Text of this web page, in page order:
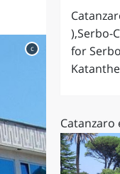
c
),Serbo-
for